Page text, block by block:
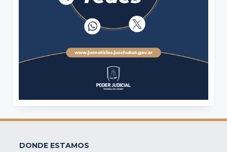
DONDE ESTAMOS